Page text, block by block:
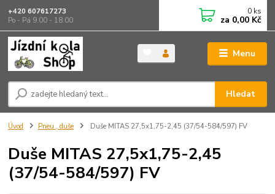
Menu
Hledat
+420 607617273
Po - Pá 9.00 - 18.00
0 ks
za 0,00 Kč
Úvod Pneu , duše Duše MITAS 27,5x1,75-2,45 (37/54-584/597) FV
Duše MITAS 27,5x1,75-2,45
(37/54-584/597) FV